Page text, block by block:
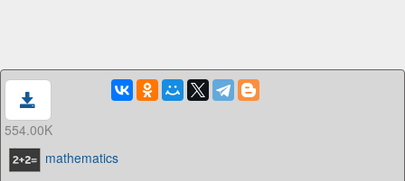
554.00K
mathematics